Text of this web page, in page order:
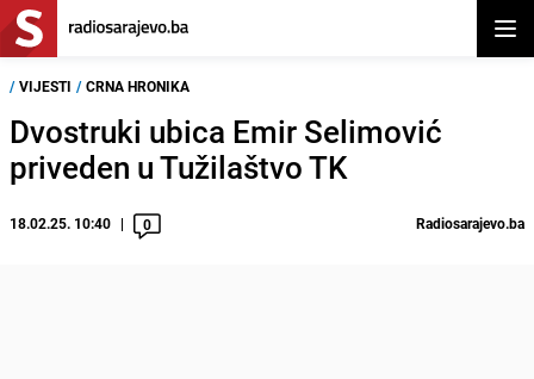
/ VIJESTI / CRNA HRONIKA
Dvostruki ubica Emir Selimović
priveden u Tužilaštvo TK
18.02.25. 10:40 0 Radiosarajevo.ba